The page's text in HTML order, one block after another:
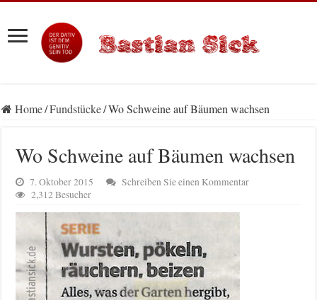
Home/Fundstücke/Wo Schweine auf Bäumen wachsen
Wo Schweine auf Bäumen wachsen
7. Oktober 2015
Schreiben Sie einen Kommentar
2,312 Besucher